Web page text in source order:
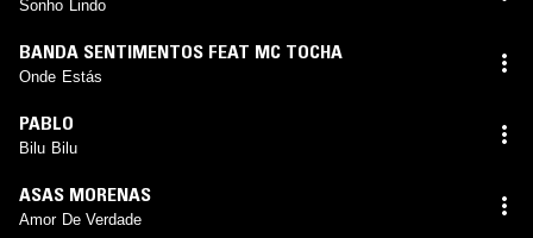
Sonho Lindo
BANDA SENTIMENTOS FEAT MC TOCHA
Onde Estás
PABLO
Bilu Bilu
ASAS MORENAS
Amor De Verdade